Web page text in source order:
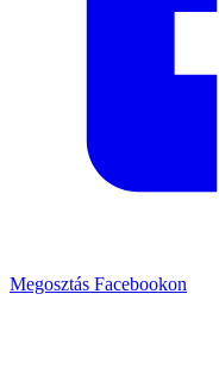
Megosztás Facebookon